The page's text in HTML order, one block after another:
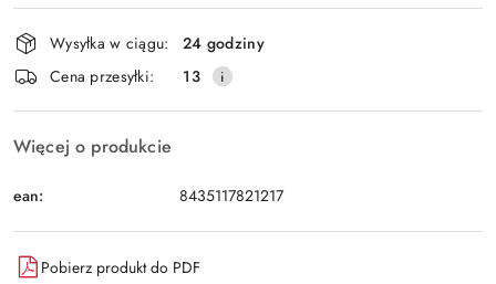
Wyślij
Dostępność
i
dostawa
Wysyłka w ciągu:
24 godziny
Cena przesyłki:
13
Więcej o produkcie
ean: 8435117821217
Pobierz produkt do PDF